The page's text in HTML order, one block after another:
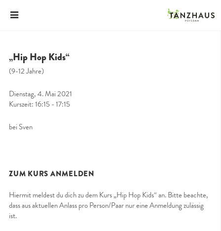
„Hip Hop Kids“
(9-12 Jahre)
Dienstag, 4. Mai 2021
Kurszeit: 16:15 - 17:15
bei Sven
ZUM KURS ANMELDEN
Hiermit meldest du dich zu dem Kurs „Hip Hop Kids“ an. Bitte beachte,
dass aus aktuellen Anlass pro Person/Paar nur eine Anmeldung zulässig
ist.